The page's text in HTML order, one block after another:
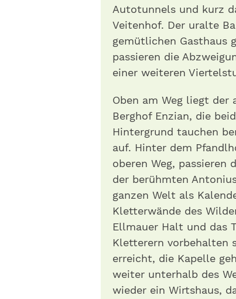
Autotunnels und kurz
Veitenhof . Der uralte
gemütlichen Gasthaus
passieren die
einer weiteren
Oben am Weg liegt
Berghof Enzian, die
Hintergrund tauchen
auf. Hinter dem
oberen Weg, passieren
der berühmten
ganzen Welt als
Kletterwände des
Ellmauer Halt und das
Kletterern vorbehalten
erreicht, die Kapelle
weiter unterhalb des
wieder ein Wirtshaus,